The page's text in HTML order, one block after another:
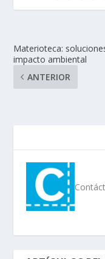
Materioteca:
impacto ambiental
ANTERIOR